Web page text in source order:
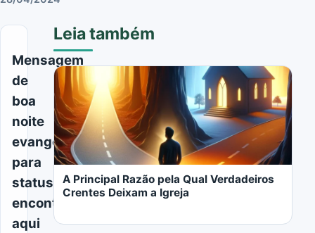
Mensagem
de
boa
noite
evangélica
para
status:
encontre
aqui
Leia também
A Principal Razão pela Qual Verdadeiros
Crentes Deixam a Igreja